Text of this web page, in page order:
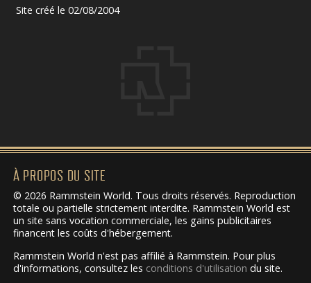
Site créé le 02/08/2004
À PROPOS DU SITE
© 2026 Rammstein World. Tous droits réservés. Reproduction
totale ou partielle strictement interdite. Rammstein World est
un site sans vocation commerciale, les gains publicitaires
financent les coûts d'hébergement.
Rammstein World n'est pas affilié à Rammstein. Pour plus
d'informations, consultez les conditions d'utilisation du site.